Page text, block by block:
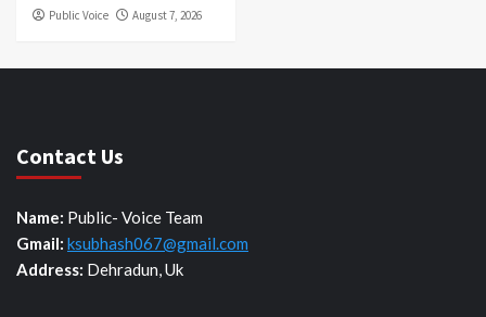
Public Voice August 7, 2026
Contact Us
Name: Public- Voice Team
Gmail: ksubhash067@gmail.com
Address: Dehradun, Uk